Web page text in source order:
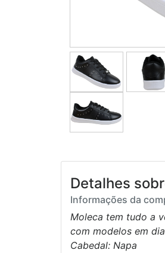
Detalhes
Informações da
Moleca tem tudo a
com modelos em
Cabedal: Napa